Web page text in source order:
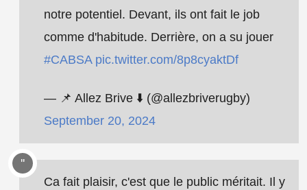
notre potentiel. Devant, ils ont fait le job
comme d'habitude. Derrière, on a su jouer
#CABSA pic.twitter.com/8p8cyaktDf
— 📌 Allez Brive ⬇️ (@allezbriverugby)
September 20, 2024
Ca fait plaisir, c'est que le public méritait. Il y